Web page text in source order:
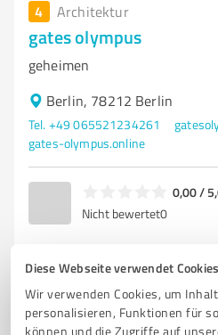
Diese Webseite verwendet Cookies
Wir verwenden Cookies, um
personalisieren, Funktionen für
können und die Zugriffe auf
4 Architektur
gates olympus
geheimen
Berlin, 78212 Berlin
Tel. +49 065521234261
gates-olympus.online
0,00 /
Nicht bewertet0
5 Architektur
mnev catalog